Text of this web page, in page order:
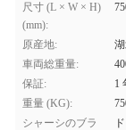
尺寸 (L × W × H)
(mm):
原産地:
車両総重量:
保証:
1
重量 (KG):
シャーシのブラ